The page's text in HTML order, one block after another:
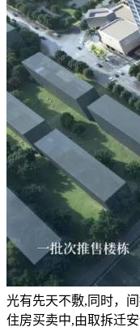
光有先天不敷,同时，
住房买卖中,由取拆迁